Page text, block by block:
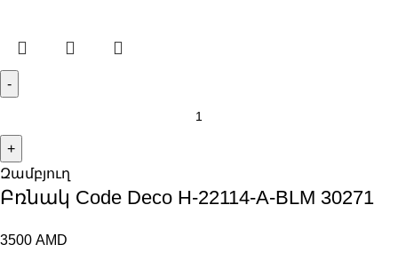
Զամբյուղ
Բռնակ Code Deco H-22114-A-BLM 30271
3500 AMD